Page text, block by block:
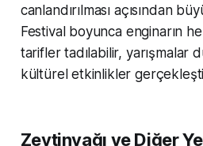
canlandırılması açısından
Festival boyunca enginarın
tarifler tadılabilir, yarışmalar
kültürel etkinlikler
Zeytinyağı ve Diğer